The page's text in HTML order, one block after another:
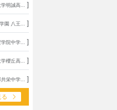
明誠高... ]
園 八王... ]
院中学... ]
櫻丘高... ]
栄中学... ]
る